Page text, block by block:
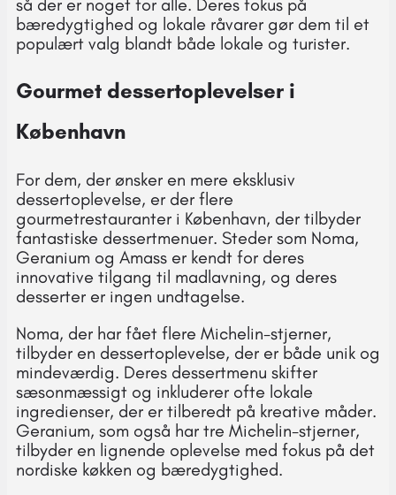
så der er noget for alle. Deres fokus på
bæredygtighed og lokale råvarer gør dem til et
populært valg blandt både lokale og turister.
Gourmet dessertoplevelser i
København
For dem, der ønsker en mere eksklusiv
dessertoplevelse, er der flere
gourmetrestauranter i København, der tilbyder
fantastiske dessertmenuer. Steder som Noma,
Geranium og Amass er kendt for deres
innovative tilgang til madlavning, og deres
desserter er ingen undtagelse.
Noma, der har fået flere Michelin-stjerner,
tilbyder en dessertoplevelse, der er både unik og
mindeværdig. Deres dessertmenu skifter
sæsonmæssigt og inkluderer ofte lokale
ingredienser, der er tilberedt på kreative måder.
Geranium, som også har tre Michelin-stjerner,
tilbyder en lignende oplevelse med fokus på det
nordiske køkken og bæredygtighed.